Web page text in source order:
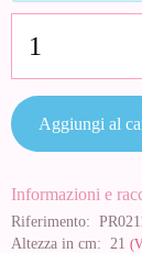
Aggiungi al
Informazioni e
Riferimento:
Altezza in cm: 21